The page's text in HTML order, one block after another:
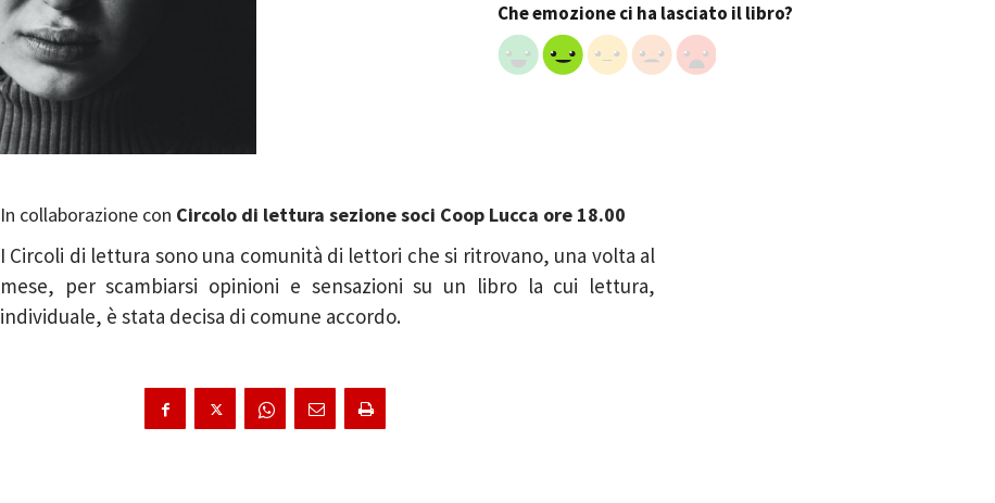
Che emozione ci ha lasciato il libro?
In collaborazione con Circolo di lettura sezione soci Coop Lucca ore 18.00
I Circoli di lettura sono una comunità di lettori che si ritrovano, una volta al
mese, per scambiarsi opinioni e sensazioni su un libro la cui lettura,
individuale, è stata decisa di comune accordo.